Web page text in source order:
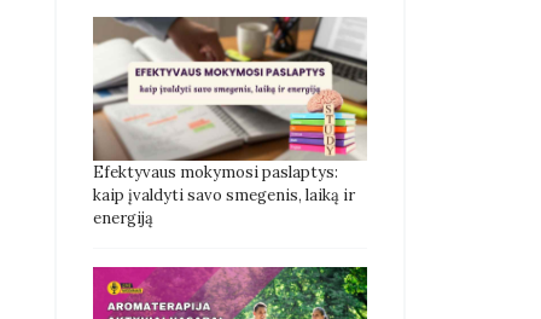
Efektyvaus mokymosi paslaptys:
kaip įvaldyti savo smegenis, laiką ir
energiją